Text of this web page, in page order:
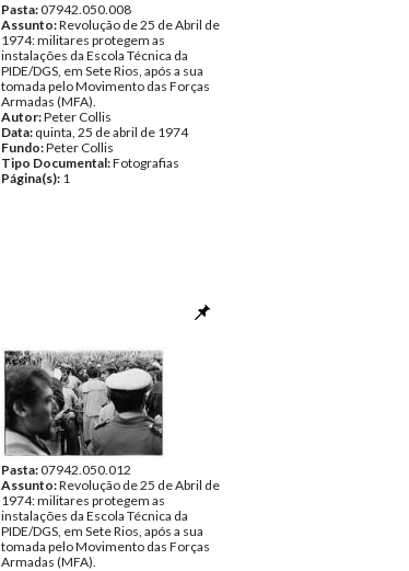
Pasta:07942.050.008
Assunto:Revolução de 25 de Abril de
1974: militares protegem as
instalações da Escola Técnica da
PIDE/DGS, em Sete Rios, após a sua
tomada pelo Movimento das Forças
Armadas (MFA).
Autor:Peter Collis
Data: quinta, 25 de abril de 1974
Fundo:Peter Collis
Tipo Documental:Fotografias
Página(s): 1
Pasta:07942.050.012
Assunto:Revolução de 25 de Abril de
1974: militares protegem as
instalações da Escola Técnica da
PIDE/DGS, em Sete Rios, após a sua
tomada pelo Movimento das Forças
Armadas (MFA).